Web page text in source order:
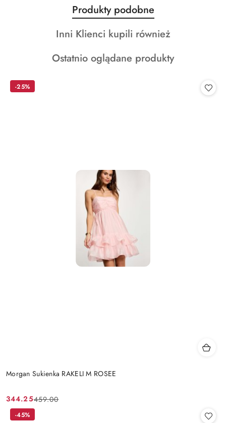
Pomiń karuzelę produktów
Produkty
o
statusie:
Produkty podobne
Produkty
statusie:
Inni Klienci kupili również
Produkty
Ostatnio oglądane produkty
Morgan Sukienka RAKELI M ROSEE
Cena
promocyjna:
344.25
Cena
przed
459.00
-25%
-45%